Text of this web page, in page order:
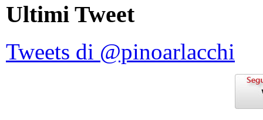
Ultimi Tweet
Tweets di @pinoarlacchi